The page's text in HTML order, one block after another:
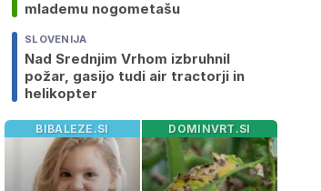
mlademu nogometašu
SLOVENIJA
Nad Srednjim Vrhom izbruhnil
požar, gasijo tudi air tractorji in
helikopter
BIBALEZE.SI DOMINVRT.SI